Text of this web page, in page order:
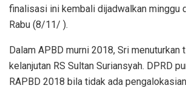
finalisasi ini kembali dijadwalkan minggu
Rabu (8/11/ ).
Dalam APBD murni 2018, Sri menuturkan
kelanjutan RS Sultan Suriansyah. DPRD
RAPBD 2018 bila tidak ada